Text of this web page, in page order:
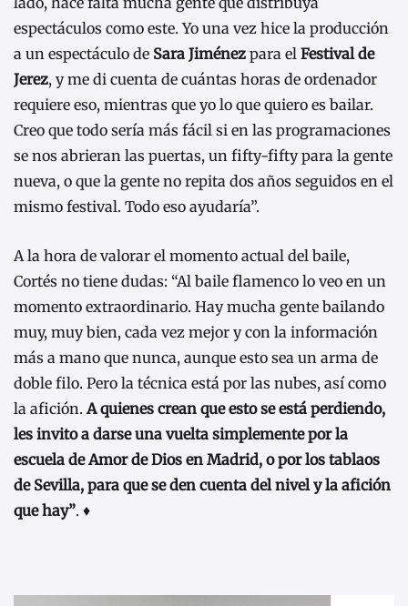
espectáculos como este. Yo una vez hice la producción
a un espectáculo de Sara Jiménez para el Festival de
Jerez, y me di cuenta de cuántas horas de ordenador
requiere eso, mientras que yo lo que quiero es bailar.
Creo que todo sería más fácil si en las programaciones
se nos abrieran las puertas, un fifty-fifty para la gente
nueva, o que la gente no repita dos años seguidos en el
mismo festival. Todo eso ayudaría”.
A la hora de valorar el momento actual del baile,
Cortés no tiene dudas: “Al baile flamenco lo veo en un
momento extraordinario. Hay mucha gente bailando
muy, muy bien, cada vez mejor y con la información
más a mano que nunca, aunque esto sea un arma de
doble filo. Pero la técnica está por las nubes, así como
la afición. A quienes crean que esto se está perdiendo,
les invito a darse una vuelta simplemente por la
escuela de Amor de Dios en Madrid, o por los tablaos
de Sevilla, para que se den cuenta del nivel y la afición
que hay”. ♦